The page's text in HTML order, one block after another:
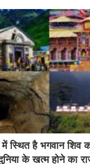
में स्थित है भगवान शिव
के खत्म होने का